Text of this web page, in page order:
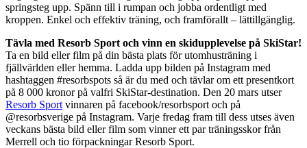
springsteg upp. Spänn till i rumpan och jobba ordentligt med
kroppen. Enkel och effektiv träning, och framförallt – lättillgänglig.
Tävla med Resorb Sport och vinn en skidupplevelse på SkiStar!
Ta en bild eller film på din bästa plats för utomhusträning i
fjällvärlden eller hemma. Ladda upp bilden på Instagram med
hashtaggen #resorbspots så är du med och tävlar om ett presentkort
på 8 000 kronor på valfri SkiStar-destination. Den 20 mars utser
Resorb Sport vinnaren på facebook/resorbsport och på
@resorbsverige på Instagram. Varje fredag fram till dess utses även
veckans bästa bild eller film som vinner ett par träningsskor från
Merrell och tio förpackningar Resorb Sport.